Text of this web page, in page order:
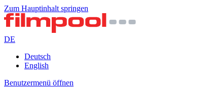
Zum Hauptinhalt springen
DE
Deutsch
English
Benutzermenü öffnen